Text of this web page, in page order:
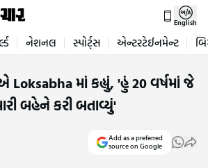
English
નેશનલ સ્પોર્ટ્સ એન્ટરટેઈનમેન્ટ
માં કહ્યું, 'હું 20 વર્ષમાં જે
બહેને કરી બતાવ્યું'
Add as a preferred
source on Google